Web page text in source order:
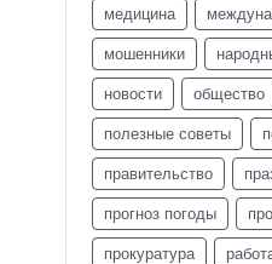
медицина
мошенники
новости общество
полезные советы
правительство
прогноз погоды
прокуратура